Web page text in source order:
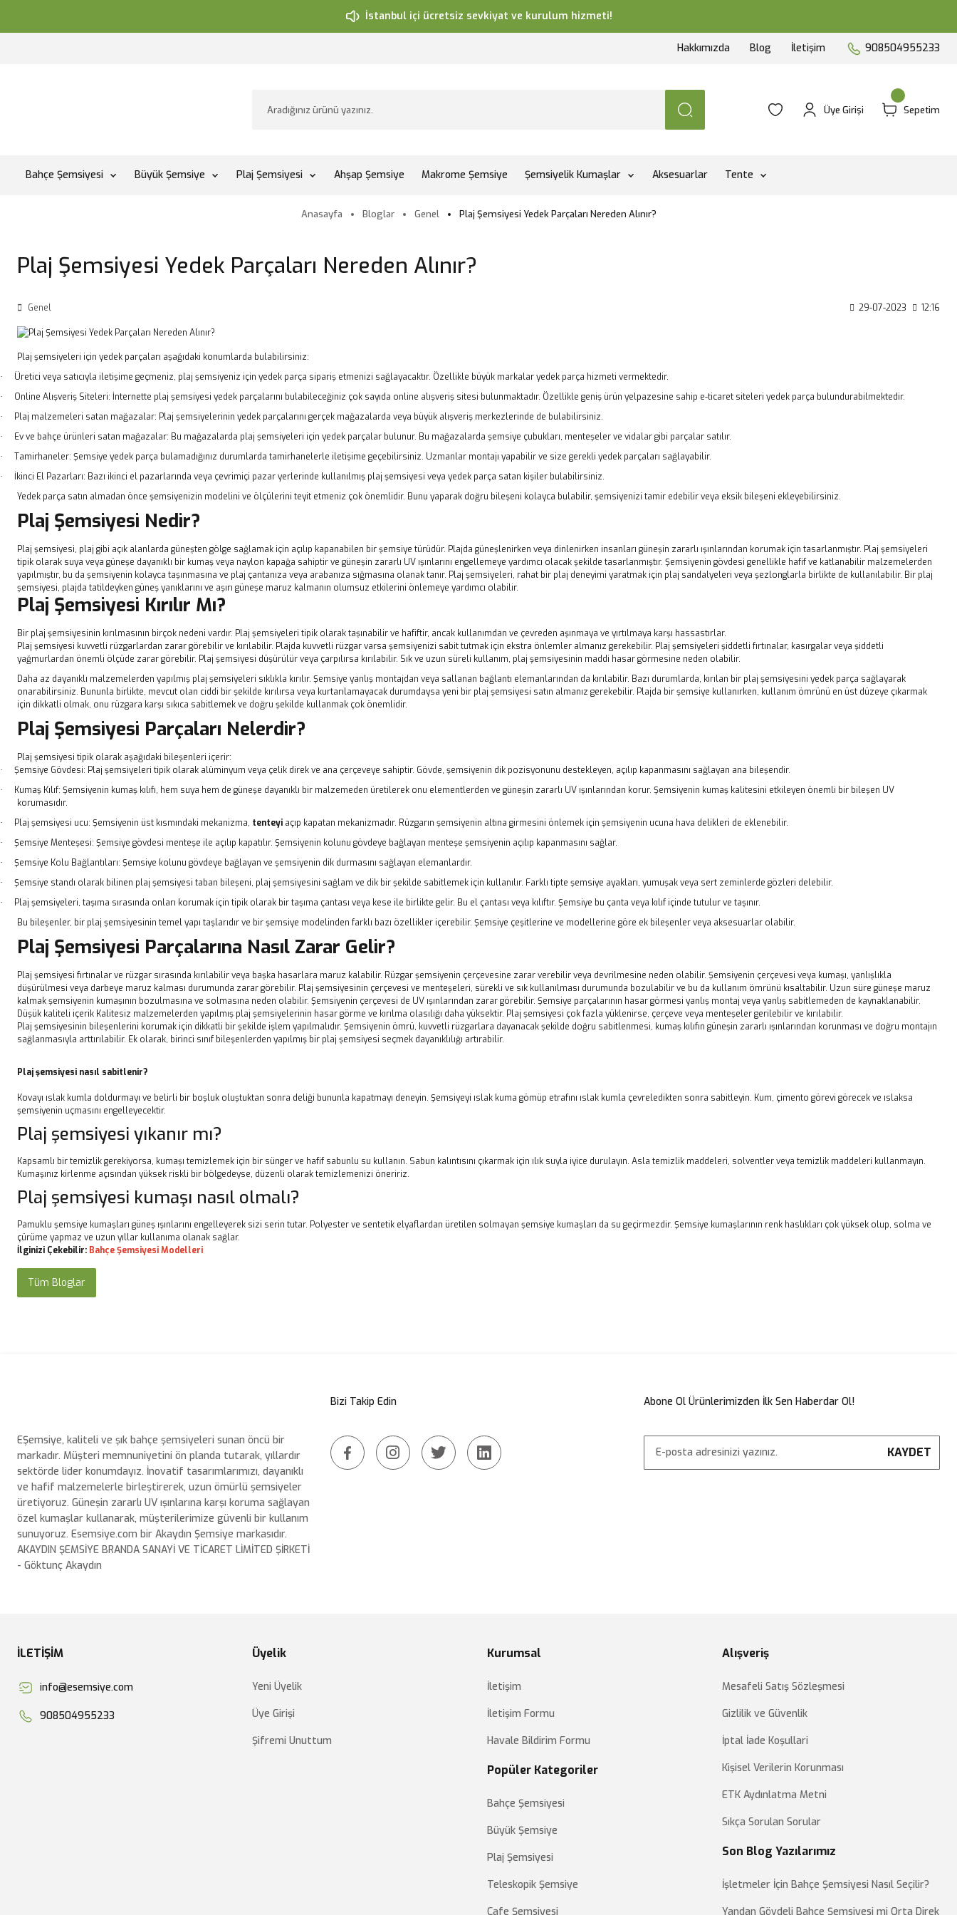
İstanbul içi ücretsiz sevkiyat ve kurulum hizmeti!
Hakkımızda Blog İletişim 908504955233
Üye Girişi Sepetim
Bahçe Şemsiyesi Büyük Şemsiye Plaj Şemsiyesi Ahşap Şemsiye Makrome Şemsiye Şemsiyelik Kumaşlar Aksesuarlar Tente
Anasayfa Bloglar Genel Plaj Şemsiyesi Yedek Parçaları Nereden Alınır?
Plaj Şemsiyesi Yedek Parçaları Nereden Alınır?
Genel 29-07-2023 12:16
Plaj şemsiyeleri için yedek parçaları aşağıdaki konumlarda bulabilirsiniz:
· Üretici veya satıcıyla iletişime geçmeniz, plaj şemsiyeniz için yedek parça sipariş etmenizi sağlayacaktır. Özellikle büyük markalar yedek parça hizmeti vermektedir.
· Online Alışveriş Siteleri: İnternette plaj şemsiyesi yedek parçalarını bulabileceğiniz çok sayıda online alışveriş sitesi bulunmaktadır. Özellikle geniş ürün yelpazesine sahip e-ticaret siteleri yedek parça bulundurabilmektedir.
· Plaj malzemeleri satan mağazalar: Plaj şemsiyelerinin yedek parçalarını gerçek mağazalarda veya büyük alışveriş merkezlerinde de bulabilirsiniz.
· Ev ve bahçe ürünleri satan mağazalar: Bu mağazalarda plaj şemsiyeleri için yedek parçalar bulunur. Bu mağazalarda şemsiye çubukları, menteşeler ve vidalar gibi parçalar satılır.
· Tamirhaneler: Şemsiye yedek parça bulamadığınız durumlarda tamirhanelerle iletişime geçebilirsiniz. Uzmanlar montajı yapabilir ve size gerekli yedek parçaları sağlayabilir.
·
İkinci El Pazarları: Bazı ikinci el pazarlarında veya çevrimiçi pazar yerlerinde kullanılmış plaj şemsiyesi veya yedek parça satan kişiler bulabilirsiniz.
Yedek parça satın almadan önce şemsiyenizin modelini ve ölçülerini teyit etmeniz çok önemlidir. Bunu yaparak doğru bileşeni kolayca bulabilir, şemsiyenizi tamir edebilir veya eksik bileşeni ekleyebilirsiniz.
Plaj Şemsiyesi Nedir?
Plaj şemsiyesi, plaj gibi açık alanlarda güneşten gölge sağlamak için açılıp kapanabilen bir şemsiye türüdür. Plajda güneşlenirken veya dinlenirken insanları güneşin zararlı ışınlarından korumak için tasarlanmıştır. Plaj şemsiyeleri
tipik olarak suya veya güneşe dayanıklı bir kumaş veya naylon kapağa sahiptir ve güneşin zararlı UV ışınlarını engellemeye yardımcı olacak şekilde tasarlanmıştır. Şemsiyenin gövdesi genellikle hafif ve katlanabilir malzemelerden
yapılmıştır, bu da şemsiyenin kolayca taşınmasına ve plaj çantanıza veya arabanıza sığmasına olanak tanır. Plaj şemsiyeleri, rahat bir plaj deneyimi yaratmak için plaj sandalyeleri veya şezlonglarla birlikte de kullanılabilir. Bir plaj
şemsiyesi, plajda tatildeyken güneş yanıklarını ve aşırı güneşe maruz kalmanın olumsuz etkilerini önlemeye yardımcı olabilir.
Plaj Şemsiyesi Kırılır Mı?
Bir plaj şemsiyesinin kırılmasının birçok nedeni vardır. Plaj şemsiyeleri tipik olarak taşınabilir ve hafiftir, ancak kullanımdan ve çevreden aşınmaya ve yırtılmaya karşı hassastırlar.
Plaj şemsiyesi kuvvetli rüzgarlardan zarar görebilir ve kırılabilir. Plajda kuvvetli rüzgar varsa şemsiyenizi sabit tutmak için ekstra önlemler almanız gerekebilir. Plaj şemsiyeleri şiddetli fırtınalar, kasırgalar veya şiddetli
yağmurlardan önemli ölçüde zarar görebilir. Plaj şemsiyesi düşürülür veya çarpılırsa kırılabilir. Sık ve uzun süreli kullanım, plaj şemsiyesinin maddi hasar görmesine neden olabilir.
Daha az dayanıklı malzemelerden yapılmış plaj şemsiyeleri sıklıkla kırılır. Şemsiye yanlış montajdan veya sallanan bağlantı elemanlarından da kırılabilir. Bazı durumlarda, kırılan bir plaj şemsiyesini yedek parça sağlayarak
onarabilirsiniz. Bununla birlikte, mevcut olan ciddi bir şekilde kırılırsa veya kurtarılamayacak durumdaysa yeni bir plaj şemsiyesi satın almanız gerekebilir. Plajda bir şemsiye kullanırken, kullanım ömrünü en üst düzeye çıkarmak
için dikkatli olmak, onu rüzgara karşı sıkıca sabitlemek ve doğru şekilde kullanmak çok önemlidir.
Plaj Şemsiyesi Parçaları Nelerdir?
Plaj şemsiyesi tipik olarak aşağıdaki bileşenleri içerir:
· Şemsiye Gövdesi: Plaj şemsiyeleri tipik olarak alüminyum veya çelik direk ve ana çerçeveye sahiptir. Gövde, şemsiyenin dik pozisyonunu destekleyen, açılıp kapanmasını sağlayan ana bileşendir.
·
Kumaş Kılıf: Şemsiyenin kumaş kılıfı, hem suya hem de güneşe dayanıklı bir malzemeden üretilerek onu elementlerden ve güneşin zararlı UV ışınlarından korur. Şemsiyenin kumaş kalitesini etkileyen önemli bir bileşen UV
korumasıdır.
· Plaj şemsiyesi ucu: Şemsiyenin üst kısmındaki mekanizma, tenteyi açıp kapatan mekanizmadır. Rüzgarın şemsiyenin altına girmesini önlemek için şemsiyenin ucuna hava delikleri de eklenebilir.
· Şemsiye Menteşesi: Şemsiye gövdesi menteşe ile açılıp kapatılır. Şemsiyenin kolunu gövdeye bağlayan menteşe şemsiyenin açılıp kapanmasını sağlar.
· Şemsiye Kolu Bağlantıları: Şemsiye kolunu gövdeye bağlayan ve şemsiyenin dik durmasını sağlayan elemanlardır.
· Şemsiye standı olarak bilinen plaj şemsiyesi taban bileşeni, plaj şemsiyesini sağlam ve dik bir şekilde sabitlemek için kullanılır. Farklı tipte şemsiye ayakları, yumuşak veya sert zeminlerde gözleri delebilir.
·
Plaj şemsiyeleri, taşıma sırasında onları korumak için tipik olarak bir taşıma çantası veya kese ile birlikte gelir. Bu el çantası veya kılıftır. Şemsiye bu çanta veya kılıf içinde tutulur ve taşınır.
Bu bileşenler, bir plaj şemsiyesinin temel yapı taşlarıdır ve bir şemsiye modelinden farklı bazı özellikler içerebilir. Şemsiye çeşitlerine ve modellerine göre ek bileşenler veya aksesuarlar olabilir.
Plaj Şemsiyesi Parçalarına Nasıl Zarar Gelir?
Plaj şemsiyesi fırtınalar ve rüzgar sırasında kırılabilir veya başka hasarlara maruz kalabilir. Rüzgar şemsiyenin çerçevesine zarar verebilir veya devrilmesine neden olabilir. Şemsiyenin çerçevesi veya kumaşı, yanlışlıkla
düşürülmesi veya darbeye maruz kalması durumunda zarar görebilir. Plaj şemsiyesinin çerçevesi ve menteşeleri, sürekli ve sık kullanılması durumunda bozulabilir ve bu da kullanım ömrünü kısaltabilir. Uzun süre güneşe maruz
kalmak şemsiyenin kumaşının bozulmasına ve solmasına neden olabilir. Şemsiyenin çerçevesi de UV ışınlarından zarar görebilir. Şemsiye parçalarının hasar görmesi yanlış montaj veya yanlış sabitlemeden de kaynaklanabilir.
Düşük kaliteli içerik Kalitesiz malzemelerden yapılmış plaj şemsiyelerinin hasar görme ve kırılma olasılığı daha yüksektir. Plaj şemsiyesi çok fazla yüklenirse, çerçeve veya menteşeler gerilebilir ve kırılabilir.
Plaj şemsiyesinin bileşenlerini korumak için dikkatli bir şekilde işlem yapılmalıdır. Şemsiyenin ömrü, kuvvetli rüzgarlara dayanacak şekilde doğru sabitlenmesi, kumaş kılıfın güneşin zararlı ışınlarından korunması ve doğru montajın
sağlanmasıyla arttırılabilir. Ek olarak, birinci sınıf bileşenlerden yapılmış bir plaj şemsiyesi seçmek dayanıklılığı artırabilir.
Plaj şemsiyesi nasıl sabitlenir?
Kovayı ıslak kumla doldurmayı ve belirli bir boşluk oluştuktan sonra deliği bununla kapatmayı deneyin. Şemsiyeyi ıslak kuma gömüp etrafını ıslak kumla çevreledikten sonra sabitleyin. Kum, çimento görevi görecek ve ıslaksa
şemsiyenin uçmasını engelleyecektir.
Plaj şemsiyesi yıkanır mı?
Kapsamlı bir temizlik gerekiyorsa, kumaşı temizlemek için bir sünger ve hafif sabunlu su kullanın. Sabun kalıntısını çıkarmak için ılık suyla iyice durulayın. Asla temizlik maddeleri, solventler veya temizlik maddeleri kullanmayın.
Kumaşınız kirlenme açısından yüksek riskli bir bölgedeyse, düzenli olarak temizlemenizi öneririz.
Plaj şemsiyesi kumaşı nasıl olmalı?
Pamuklu şemsiye kumaşları güneş ışınlarını engelleyerek sizi serin tutar. Polyester ve sentetik elyaflardan üretilen solmayan şemsiye kumaşları da su geçirmezdir. Şemsiye kumaşlarının renk haslıkları çok yüksek olup, solma ve
çürüme yapmaz ve uzun yıllar kullanıma olanak sağlar.
İlginizi Çekebilir: Bahçe Şemsiyesi Modelleri
Tüm Bloglar
EŞemsiye, kaliteli ve şık bahçe şemsiyeleri sunan öncü bir
markadır. Müşteri memnuniyetini ön planda tutarak, yıllardır
sektörde lider konumdayız. İnovatif tasarımlarımızı, dayanıklı
ve hafif malzemelerle birleştirerek, uzun ömürlü şemsiyeler
üretiyoruz. Güneşin zararlı UV ışınlarına karşı koruma sağlayan
özel kumaşlar kullanarak, müşterilerimize güvenli bir kullanım
sunuyoruz. Esemsiye.com bir Akaydın Şemsiye markasıdır.
AKAYDIN ŞEMSİYE BRANDA SANAYİ VE TİCARET LİMİTED ŞİRKETİ
- Göktunç Akaydın
Bizi Takip Edin Abone Ol Ürünlerimizden İlk Sen Haberdar Ol!
KAYDET
İLETİŞİM
info@esemsiye.com
908504955233
Üyelik
Yeni Üyelik
Üye Girişi
Şifremi Unuttum
Kurumsal
İletişim
İletişim Formu
Havale Bildirim Formu
Popüler Kategoriler
Bahçe Şemsiyesi
Büyük Şemsiye
Plaj Şemsiyesi
Teleskopik Şemsiye
Cafe Şemsiyesi
Alışveriş
Mesafeli Satış Sözleşmesi
Gizlilik ve Güvenlik
İptal İade Koşullari
Kişisel Verilerin Korunması
ETK Aydınlatma Metni
Sıkça Sorulan Sorular
Son Blog Yazılarımız
İşletmeler İçin Bahçe Şemsiyesi Nasıl Seçilir?
Yandan Gövdeli Bahçe Şemsiyesi mi Orta Direk